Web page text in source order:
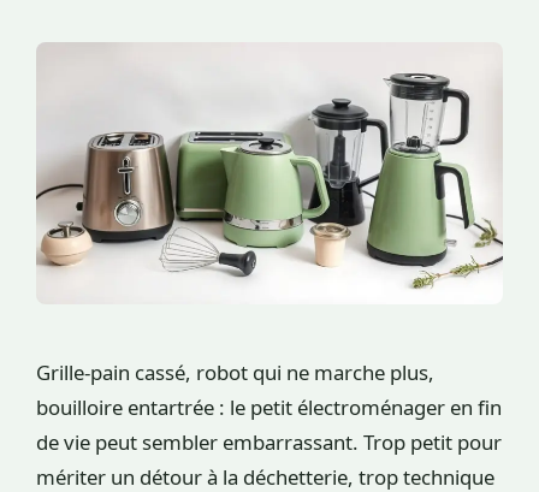
Grille-pain cassé, robot qui ne marche plus,
bouilloire entartrée : le petit électroménager en fin
de vie peut sembler embarrassant. Trop petit pour
mériter un détour à la déchetterie, trop technique